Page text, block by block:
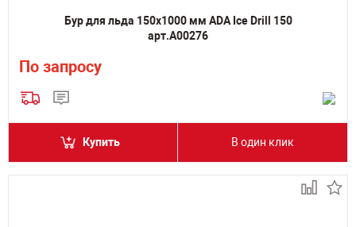
Бур для льда 150х1000 мм ADA Ice Drill 150
арт.А00276
По запросу
Купить В один клик